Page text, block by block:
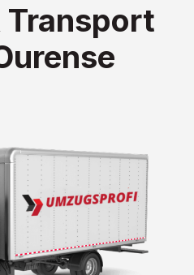
Transport